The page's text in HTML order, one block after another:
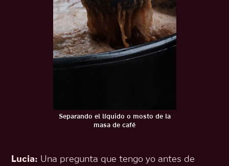
Separando el líquido o mosto de la
masa de café
Lucia: Una pregunta que tengo yo antes de